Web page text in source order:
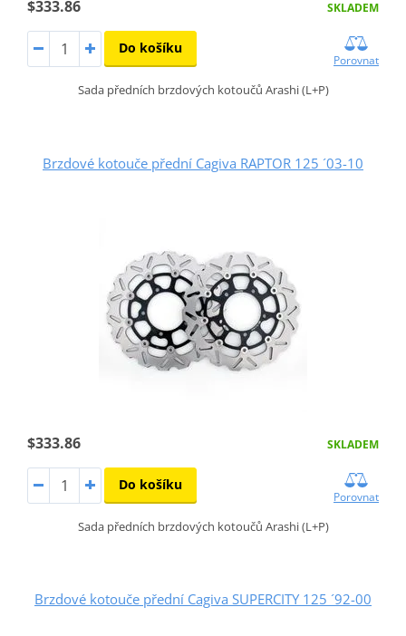
$333.86 SKLADEM
Do košíku
Porovnat
Sada předních brzdových kotoučů Arashi (L+P)
Brzdové kotouče přední Cagiva RAPTOR 125 ´03-10
$333.86 SKLADEM
Do košíku
Porovnat
Sada předních brzdových kotoučů Arashi (L+P)
Brzdové kotouče přední Cagiva SUPERCITY 125 ´92-00